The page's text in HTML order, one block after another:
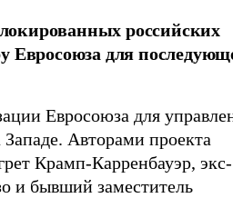
российских
Евросоюза для
Евросоюза для
Авторами проекта
Крамп-Карренбауэр, экс-
и бывший заместитель